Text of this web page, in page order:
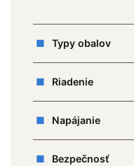
■ Typy obalov
■ Riadenie
■ Napájanie
■ Bezpečnosť